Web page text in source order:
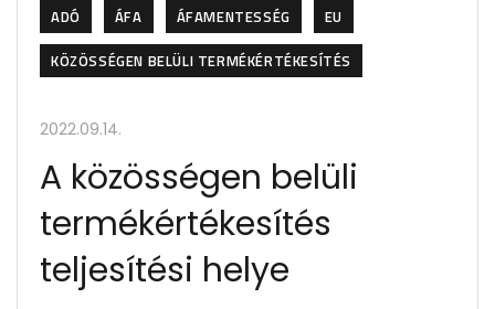
ADÓ ÁFA ÁFAMENTESSÉG
EU
KÖZÖSSÉGEN BELÜLI TERMÉKÉRTÉKESÍTÉS
2022.09.14.
A közösségen belüli
termékértékesítés
teljesítési helye